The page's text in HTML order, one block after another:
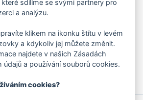
svého mobilu či mailu upozornění na
na kulturní a sportovní akce?
informací o aplikaci
sdílíme se svými partnery pro
a analýzu.
klikem na ikonku štítu v levém
a kdykoliv jej můžete změnit.
najdete v našich Zásadách
údajů a používání souborů cookies.
cookies?